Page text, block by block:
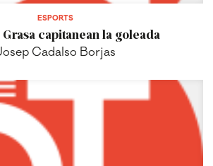
ESPORTS
capitanean la goleada
Cadalso Borjas